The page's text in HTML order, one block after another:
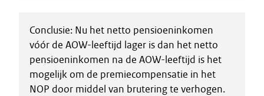
Conclusie: Nu het netto pensioeninkomen
vóór de AOW-leeftijd lager is dan het netto
pensioeninkomen na de AOW-leeftijd is het
mogelijk om de premiecompensatie in het
NOP door middel van brutering te verhogen.